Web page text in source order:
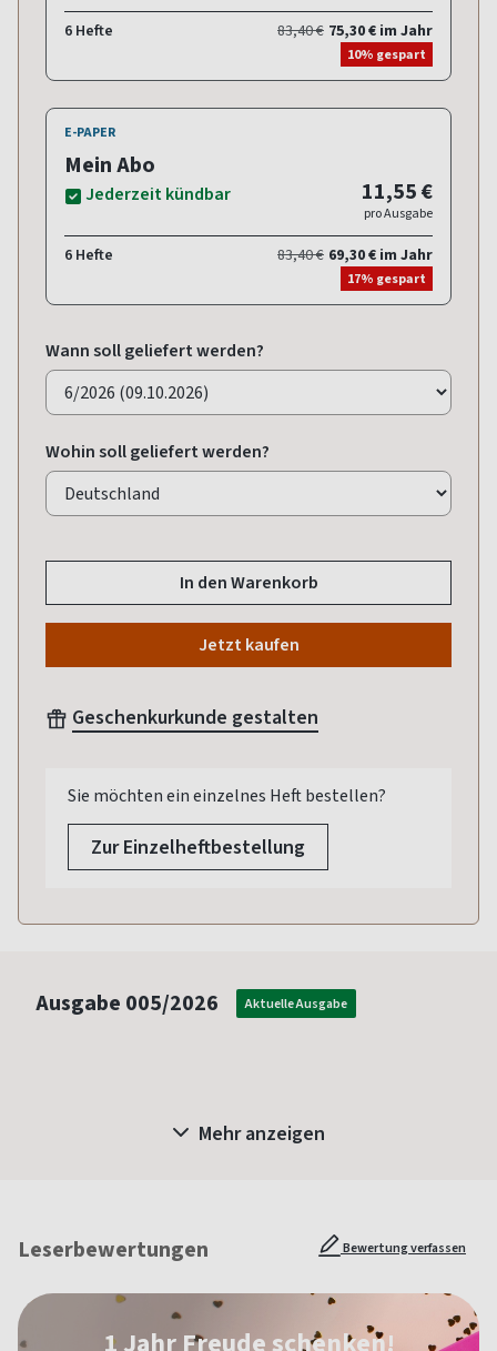
6 Hefte 83,40 € 75,30 € im Jahr
10% gespart
E-PAPER
Mein Abo
Jederzeit kündbar 11,55 €
pro Ausgabe
6 Hefte 83,40 € 69,30 € im Jahr
17% gespart
Wann soll geliefert werden?
Wohin soll geliefert werden?
In den Warenkorb
Jetzt kaufen
Geschenkurkunde gestalten
Sie möchten ein einzelnes Heft bestellen?
Zur Einzelheftbestellung
Ausgabe 005/2026 Aktuelle Ausgabe
Mehr anzeigen
Leserbewertungen Bewertung verfassen
1 Jahr Freude schenken!